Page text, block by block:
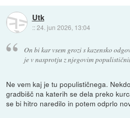
Utk
::24. jun 2026, 13:04
On bi kar vsem grozi s kazensko
je v nasprotju z njegovim
Ne vem kaj je tu populističnega.
gradbišč na katerih se dela preko
se bi hitro naredilo in potem odprlo